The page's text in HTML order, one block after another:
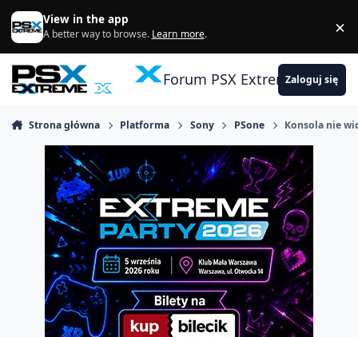
Skocz do zawartości
View in the app
A better way to browse. Learn more. ×
Forum PSX ExtremeZaloguj się
Strona główna Platforma Sony PSone Konsola nie